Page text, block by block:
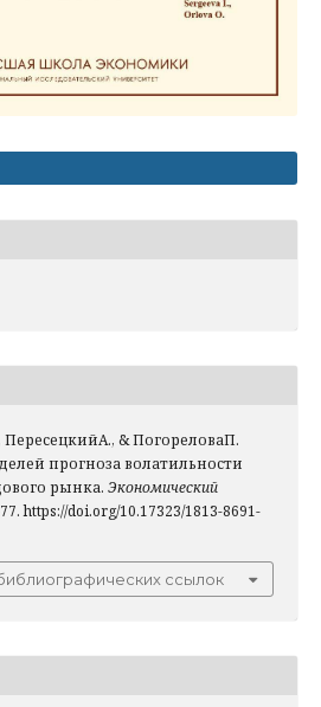
& ПогореловаП.
прогноза волатильности
рынка. Экономический
https://doi.org/10.17323/1813-8691-
ссылок